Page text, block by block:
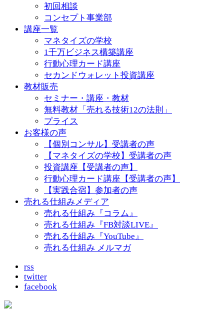
初回相談
コンセプト事業部
講座一覧
マネタイズの学校
1千万ビジネス構築講座
行動心理カード講座
セカンドウォレット投資講座
教材販売
セミナー・講座・教材
無料教材「売れる技術12の法則」
プライス
お客様の声
【個別コンサル】受講者の声
【マネタイズの学校】受講者の声
投資講座【受講者の声】
行動心理カード講座【受講者の声】
【実践合宿】参加者の声
売れる仕組みメディア
売れる仕組み『コラム』
売れる仕組み『FB対談LIVE』
売れる仕組み『YouTube』
売れる仕組み メルマガ
rss
twitter
facebook